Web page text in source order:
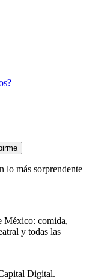
lo más sorprendente
México: comida,
y todas las
Digital.